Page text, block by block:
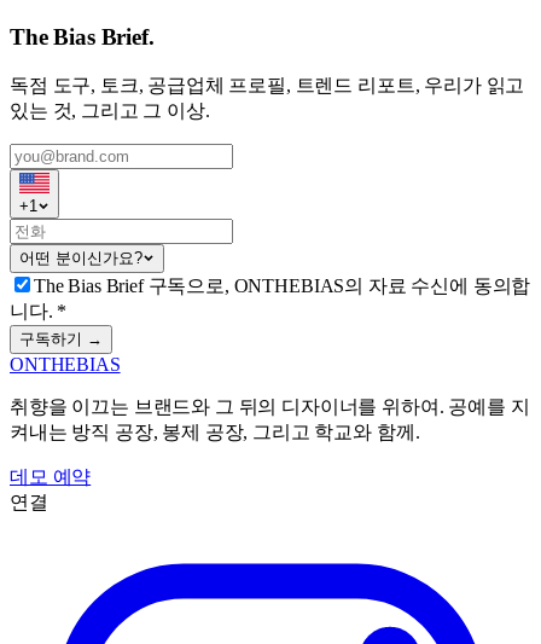
The Bias Brief.
독점 도구, 토크, 공급업체 프로필, 트렌드 리포트, 우리가 읽고
있는 것, 그리고 그 이상.
+1
어떤 분이신가요?
The Bias Brief 구독으로, ONTHEBIAS의 자료 수신에 동의합
니다. *
구독하기 →
ONTHEBIAS
취향을 이끄는 브랜드와 그 뒤의 디자이너를 위하여. 공예를 지
켜내는 방직 공장, 봉제 공장, 그리고 학교와 함께.
데모 예약
연결